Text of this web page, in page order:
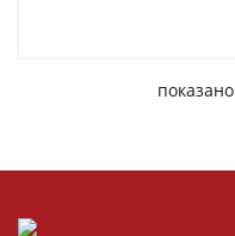
показано